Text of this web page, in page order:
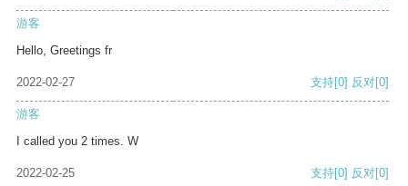
游客
Hello, Greetings fr
2022-02-27 支持[0] 反对[0]
游客
I called you 2 times. W
2022-02-25 支持[0] 反对[0]